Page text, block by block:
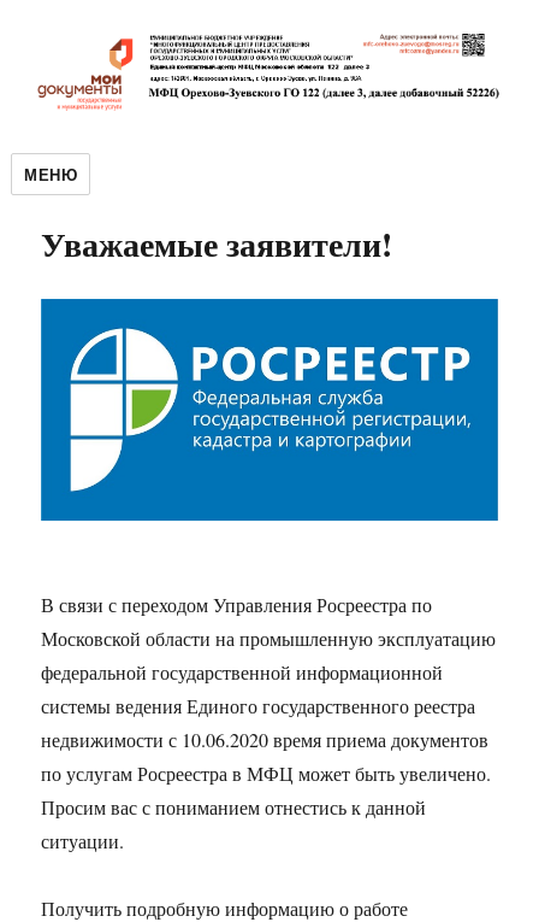
МЕНЮ
Уважаемые заявители!
В связи с переходом Управления Росреестра по
Московской области на промышленную эксплуатацию
федеральной государственной информационной
системы ведения Единого государственного реестра
недвижимости с 10.06.2020 время приема документов
по услугам Росреестра в МФЦ может быть увеличено.
Просим вас с пониманием отнестись к данной
ситуации.
Получить подробную информацию о работе